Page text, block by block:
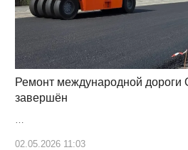
Ремонт международной дороги
завершён
02.05.2026 11:03